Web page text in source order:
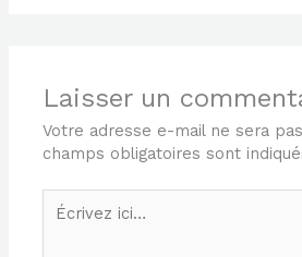
Laisser un
Votre adresse e-mail ne sera
champs obligatoires sont
Écrivez
ici…